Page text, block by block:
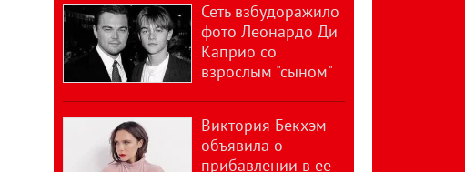
Сеть взбудоражило
фото Леонардо Ди
Каприо со
взрослым "сыном"
Виктория Бекхэм
объявила о
прибавлении в ее